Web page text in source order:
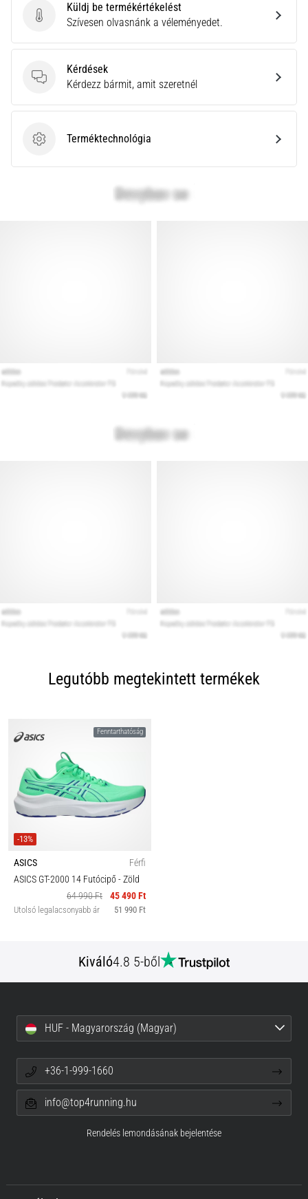
Küldj be termékértékelést
Küldj be termékértékelést
Szívesen olvasnánk a véleményedet.
Kérdések
Kérdések
Kérdezz bármit, amit szeretnél
Terméktechnológia
Terméktechnológia
Legutóbb megtekintett termékek
Fenntarthatóság
-13%
ASICS
Férfi
ASICS GT-2000 14 Futócipő- Zöld
64 990 Ft
45 490 Ft
Utolsó legalacsonyabb ár 51 990 Ft
Kiváló4.8 5-ből
HUF - Magyarország (Magyar)
+36-1-999-1660
info@top4running.hu
Rendelés lemondásának bejelentése